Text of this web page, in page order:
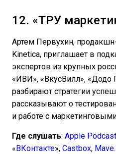
12. «ТРУ
Артем Первухин,
Kinetica, приглашает в
экспертов из крупных
«ИВИ», «ВкусВилл», «Додо
разбирают стратегии
рассказывают о
и работе с
Где слушать: Apple
« ВКонтакте», Castbox,